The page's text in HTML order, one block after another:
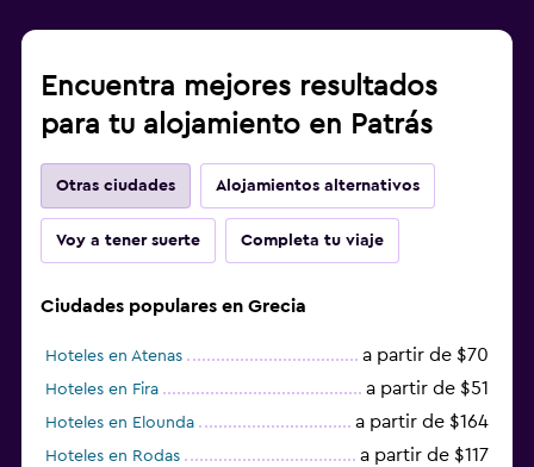
Encuentra mejores resultados
para tu alojamiento en Patrás
Otras ciudades Alojamientos alternativos
Voy a tener suerte Completa tu viaje
Ciudades populares en Grecia
Hoteles en Atenas a partir de $70
Hoteles en Fira a partir de $51
Hoteles en Elounda a partir de $164
Hoteles en Rodas a partir de $117